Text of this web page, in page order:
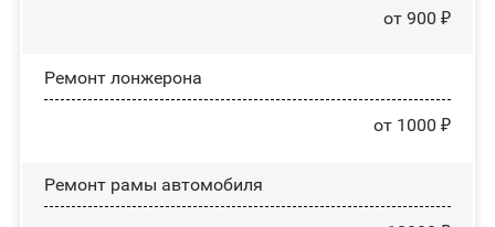
от 900 ₽
Ремонт лонжерона
от 1000 ₽
Ремонт рамы автомобиля